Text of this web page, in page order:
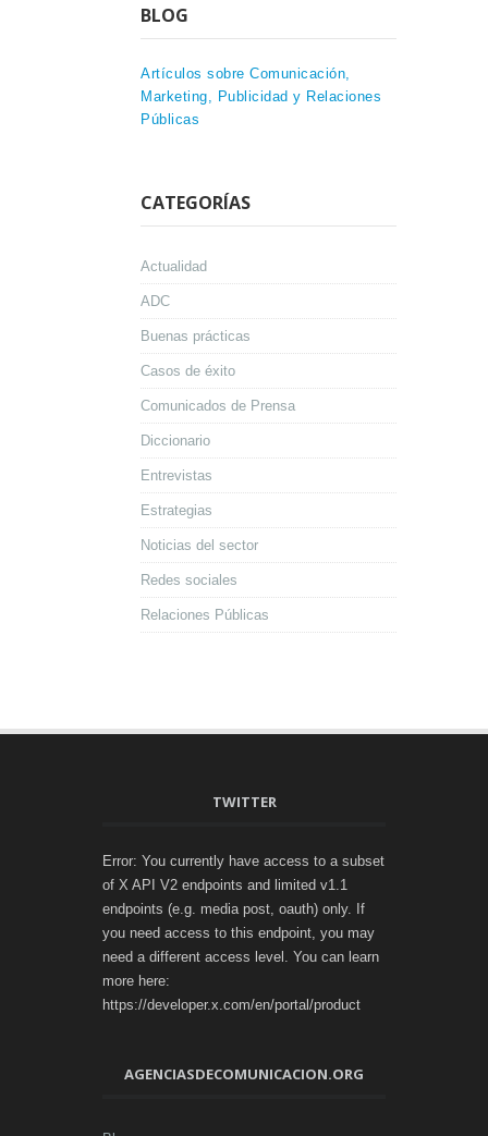
BLOG
Artículos sobre Comunicación,
Marketing, Publicidad y Relaciones
Públicas
CATEGORÍAS
Actualidad
ADC
Buenas prácticas
Casos de éxito
Comunicados de Prensa
Diccionario
Entrevistas
Estrategias
Noticias del sector
Redes sociales
Relaciones Públicas
TWITTER
Error: You currently have access to a subset
of X API V2 endpoints and limited v1.1
endpoints (e.g. media post, oauth) only. If
you need access to this endpoint, you may
need a different access level. You can learn
more here:
https://developer.x.com/en/portal/product
AGENCIASDECOMUNICACION.ORG